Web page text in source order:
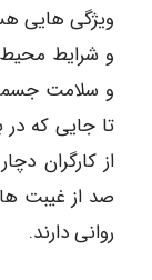
ویژگی هایی
و شرایط محیط
و سلامت
صد از غیبت
روانی دارند.